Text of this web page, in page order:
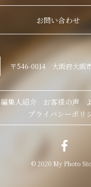
お問い合わせ
〒546-0014 大阪府大阪
編集人紹介 お客様の声
プライバシーポリ
© 2020 My Photo